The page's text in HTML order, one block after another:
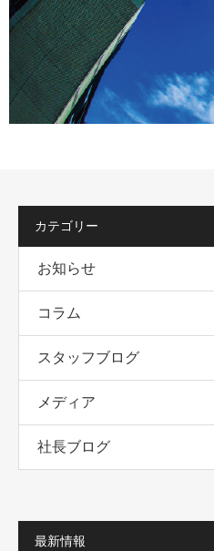
カテゴリー
お知らせ
コラム
スタッフブログ
メディア
社長ブログ
最新情報